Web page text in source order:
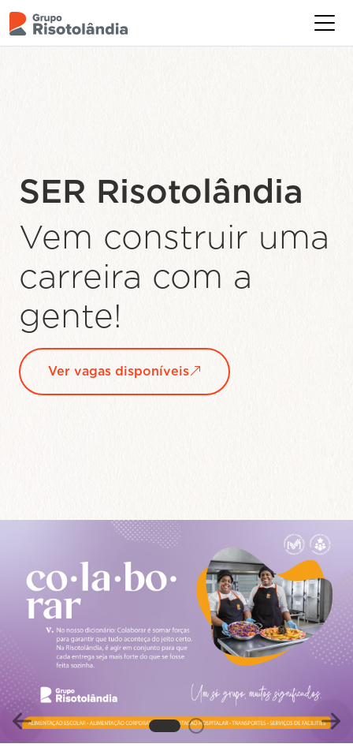
alimentação de
qualidade para
mais de550.000
brasileiros
os dias
Anterior